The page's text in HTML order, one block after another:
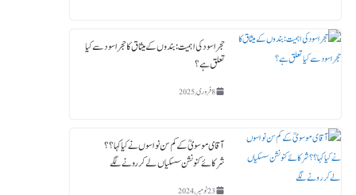
حجر اسود کی اہمیت : بندوں کے میثاق کا حجر اسود سے کیا
تعلق ہے؟
8 فروری, 2025
آقای موسویؒ کے کم سن نواسوں نے کیا کہا ؟؟
شرکائے کنونشن سسکیاں لے کر رونے لگے
23 نومبر, 2024